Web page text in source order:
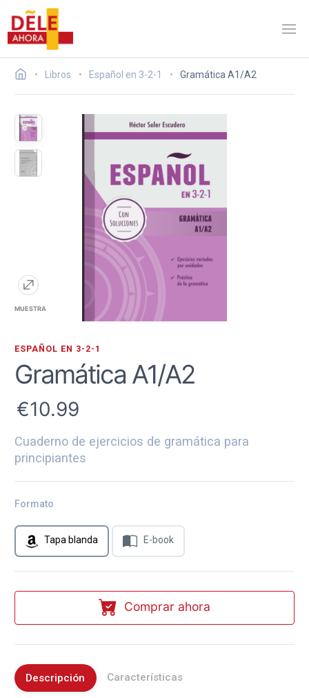
Libros Español en 3-2-1 Gramática A1/A2
MUESTRA
ESPAÑOL EN 3-2-1
Gramática A1/A2
10.99
Cuaderno de ejercicios de gramática para
principiantes
Formato
Tapa blanda E-book
Comprar ahora
Descripción Características